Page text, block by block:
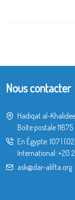
Nous contacter
Hadiqat al-
Boîte postale 11675
En Égypte: 107|
International: +20
ask@dar-alifta.org